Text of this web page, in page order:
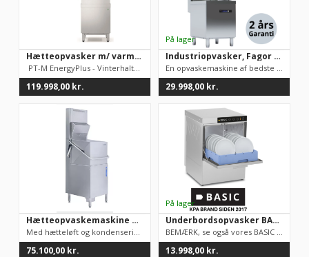
Hætteopvasker m/ varmegenindvinding fra Winterhalter ** TOPKVALITET **
PT-M EnergyPlus - Vinterhalter gennemløb opvaskemaskine ...
119.998,00 kr.
Industriopvasker, Fagor AD-125, hætteopvasker, TOPMODEL
29.998,00 kr.
Hætteopvaskemaskine Wexiodisk WD6 med hætteløft og heat recovery/kondensering
75.100,00 kr.
Underbordsopvasker BASIC, God industriopvasker, simpel betjening
13.998,00 kr.